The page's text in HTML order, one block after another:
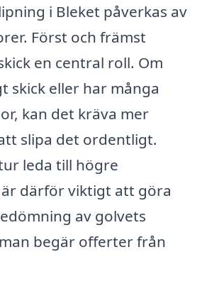
i Bleket påverkas av
Först och främst
en central roll. Om
skick eller har många
kan det kräva mer
slipa det ordentligt.
leda till högre
därför viktigt att göra
av golvets
begär offerter från